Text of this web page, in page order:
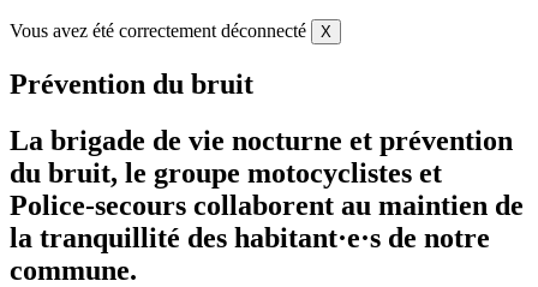
Vous avez été correctement déconnecté X
Prévention du bruit
La brigade de vie nocturne et prévention
du bruit, le groupe motocyclistes et
Police-secours collaborent au maintien de
la tranquillité des habitant·e·s de notre
commune.